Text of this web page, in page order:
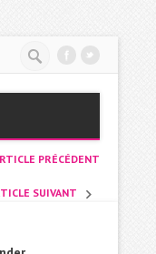
PRÉCÉDENT
SUIVANT